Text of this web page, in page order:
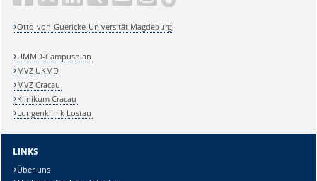
Otto-von-Guericke-Universität Magdeburg
UMMD-Campusplan
MVZ UKMD
MVZ Cracau
Klinikum Cracau
Lungenklinik Lostau
LINKS
Über uns